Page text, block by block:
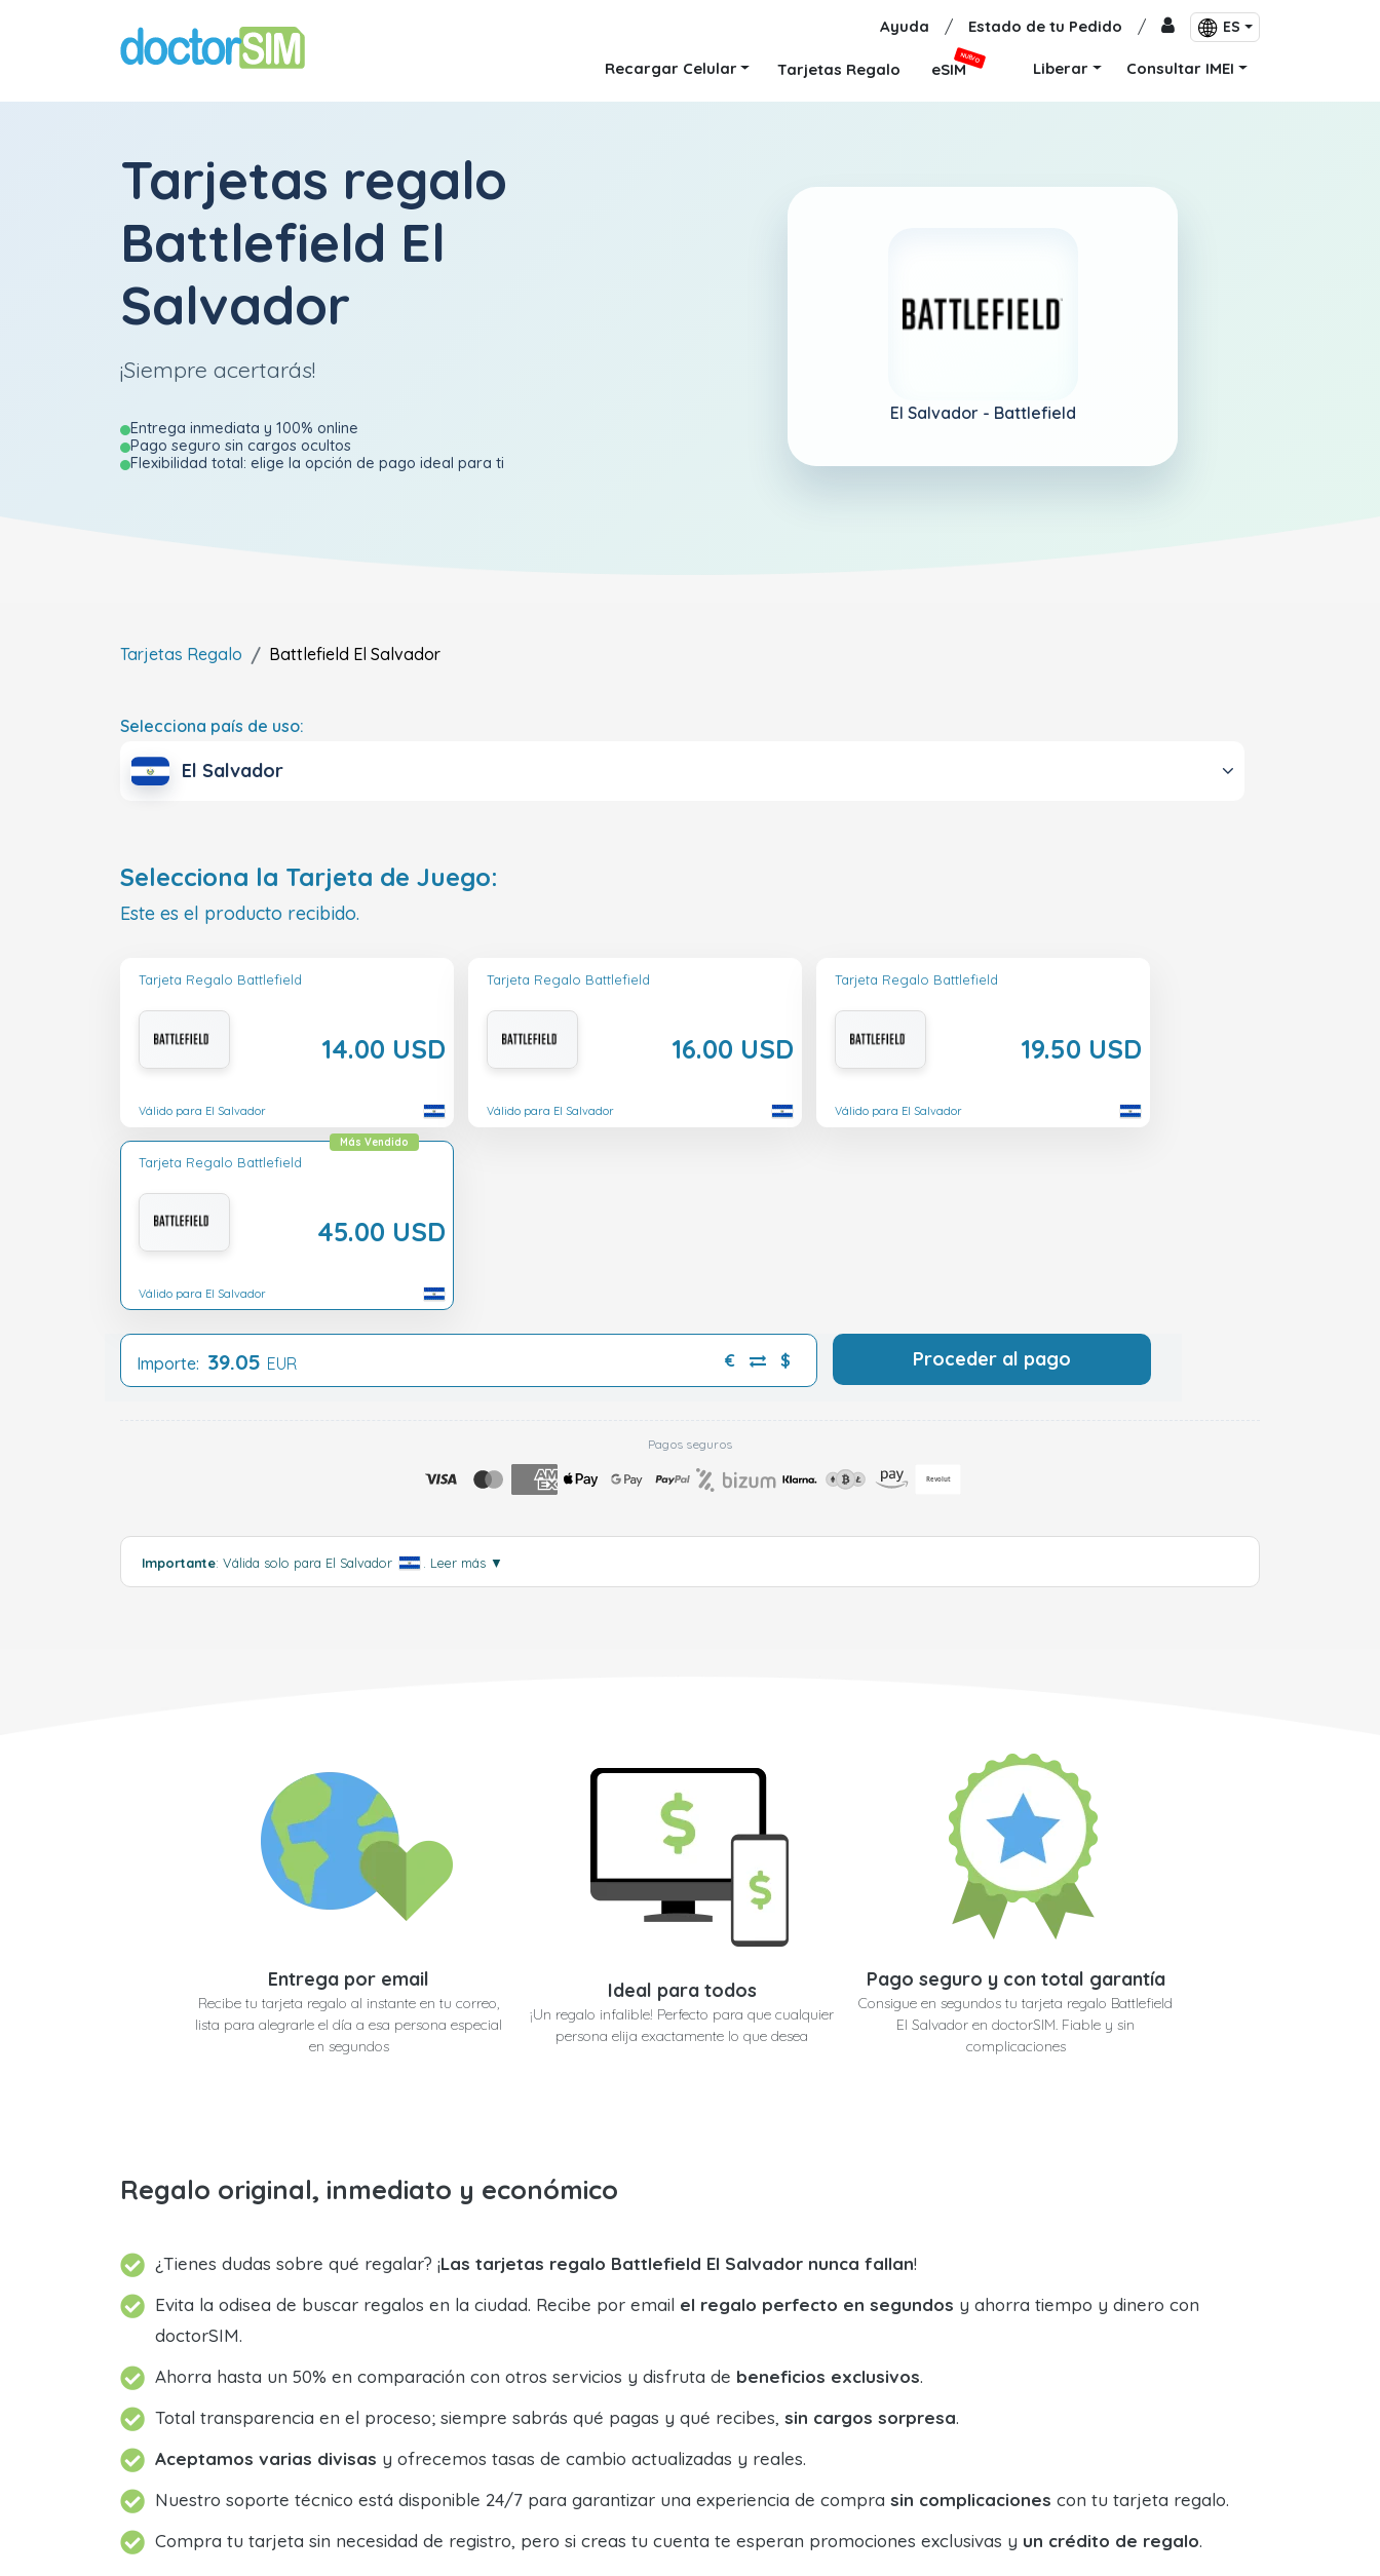
Ayuda / Estado de tu Pedido / ES
Recargar Celular Tarjetas Regalo eSIM
NUEVO
Liberar Consultar IMEI
Tarjetas regalo
Battlefield El
Salvador
¡Siempre acertarás!
Entrega inmediata y 100% online
Pago seguro sin cargos ocultos
Flexibilidad total: elige la opción de pago ideal para ti
El Salvador - Battlefield
Tarjetas Regalo Battlefield El Salvador
Selecciona país de uso:
El Salvador
Selecciona la Tarjeta de Juego:
Este es el producto recibido.
Tarjeta Regalo Battlefield
14.00 USD
Válido para El Salvador
Tarjeta Regalo Battlefield
16.00 USD
Válido para El Salvador
Tarjeta Regalo Battlefield
19.50 USD
Válido para El Salvador
Tarjeta Regalo Battlefield
45.00 USD
Más Vendido
Válido para El Salvador
Importe: 39.05 EUR € $ Proceder al pago
Pagos seguros
Importante: Válida solo para El Salvador . Leer más ▼
Entrega por email
Recibe tu tarjeta regalo al instante en tu correo,
lista para alegrarle el día a esa persona especial
en segundos
Ideal para todos
¡Un regalo infalible! Perfecto para que cualquier
persona elija exactamente lo que desea
Pago seguro y con total garantía
Consigue en segundos tu tarjeta regalo Battlefield
El Salvador en doctorSIM. Fiable y sin
complicaciones
Regalo original, inmediato y económico
¿Tienes dudas sobre qué regalar? ¡Las tarjetas regalo Battlefield El Salvador nunca fallan!
Evita la odisea de buscar regalos en la ciudad. Recibe por email el regalo perfecto en segundos y ahorra tiempo y dinero con
doctorSIM.
Ahorra hasta un 50% en comparación con otros servicios y disfruta de beneficios exclusivos.
Total transparencia en el proceso; siempre sabrás qué pagas y qué recibes, sin cargos sorpresa.
Aceptamos varias divisas y ofrecemos tasas de cambio actualizadas y reales.
Nuestro soporte técnico está disponible 24/7 para garantizar una experiencia de compra sin complicaciones con tu tarjeta regalo.
Compra tu tarjeta sin necesidad de registro, pero si creas tu cuenta te esperan promociones exclusivas y un crédito de regalo.